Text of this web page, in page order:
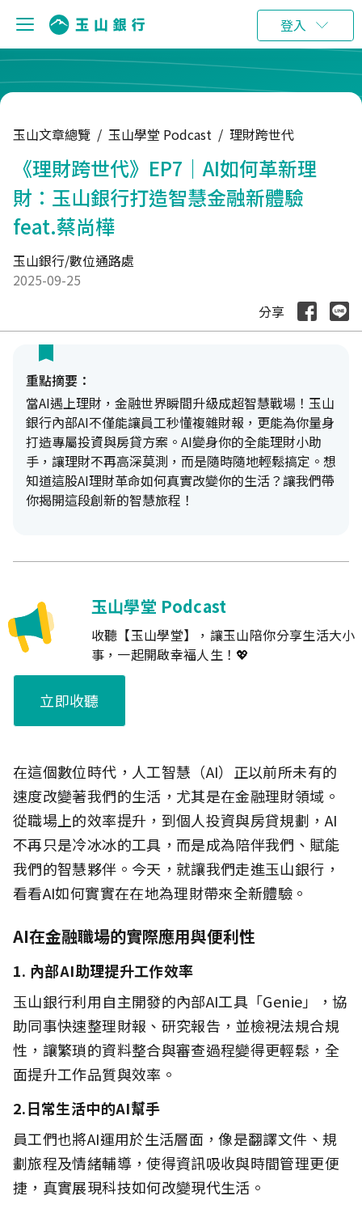
登入
玉山文章總覽 / 玉山學堂 Podcast / 理財跨世代
《理財跨世代》EP7｜AI如何革新理
財：玉山銀行打造智慧金融新體驗
feat.蔡尚樺
玉山銀行/數位通路處
2025-09-25
分享
重點摘要：
當AI遇上理財，金融世界瞬間升級成超智慧戰場！玉山
銀行內部AI不僅能讓員工秒懂複雜財報，更能為你量身
打造專屬投資與房貸方案。AI變身你的全能理財小助
手，讓理財不再高深莫測，而是隨時隨地輕鬆搞定。想
知道這股AI理財革命如何真實改變你的生活？讓我們帶
你揭開這段創新的智慧旅程！
玉山學堂 Podcast
收聽【玉山學堂】，讓玉山陪你分享生活大小
事，一起開啟幸福人生！💖
立即收聽
在這個數位時代，人工智慧（AI）正以前所未有的
速度改變著我們的生活，尤其是在金融理財領域。
從職場上的效率提升，到個人投資與房貸規劃，AI
不再只是冷冰冰的工具，而是成為陪伴我們、賦能
我們的智慧夥伴。今天，就讓我們走進玉山銀行，
看看AI如何實實在在地為理財帶來全新體驗。
AI在金融職場的實際應用與便利性
1. 內部AI助理提升工作效率
玉山銀行利用自主開發的內部AI工具「Genie」，協
助同事快速整理財報、研究報告，並檢視法規合規
性，讓繁瑣的資料整合與審查過程變得更輕鬆，全
面提升工作品質與效率。
2.日常生活中的AI幫手
員工們也將AI運用於生活層面，像是翻譯文件、規
劃旅程及情緒輔導，使得資訊吸收與時間管理更便
捷，真實展現科技如何改變現代生活。